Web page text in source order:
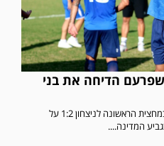
שפרעם הדיחה את בני
העולה לליגה א' צפון הפכה פיגור 1:0 במחצית הראשונה לניצחון 1:2 על
המדינה....
קרית מלאכי את עירוני אשדוד 5-0.